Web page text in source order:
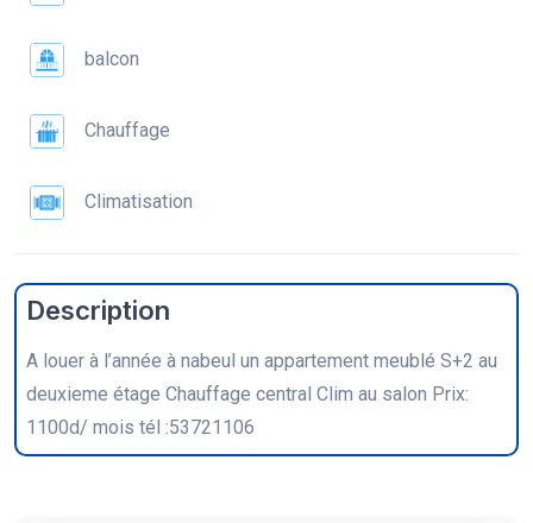
balcon
Chauffage
Climatisation
Description
A louer à l’année à nabeul un appartement meublé S+2 au
deuxieme étage Chauffage central Clim au salon Prix:
1100d/ mois tél :53721106